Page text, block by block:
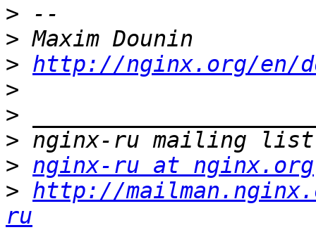
>
>
> http://nginx.org/en/
>
>
>
> nginx-ru at nginx.org
> http://
ru